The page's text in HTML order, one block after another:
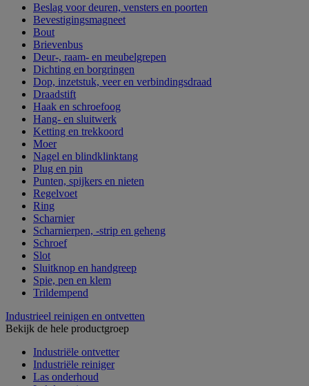
Beslag voor deuren, vensters en poorten
Bevestigingsmagneet
Bout
Brievenbus
Deur-, raam- en meubelgrepen
Dichting en borgringen
Dop, inzetstuk, veer en verbindingsdraad
Draadstift
Haak en schroefoog
Hang- en sluitwerk
Ketting en trekkoord
Moer
Nagel en blindklinktang
Plug en pin
Punten, spijkers en nieten
Regelvoet
Ring
Scharnier
Scharnierpen, -strip en geheng
Schroef
Slot
Sluitknop en handgreep
Spie, pen en klem
Trildempend
Industrieel reinigen en ontvetten
Bekijk de hele productgroep
Industriële ontvetter
Industriële reiniger
Las onderhoud